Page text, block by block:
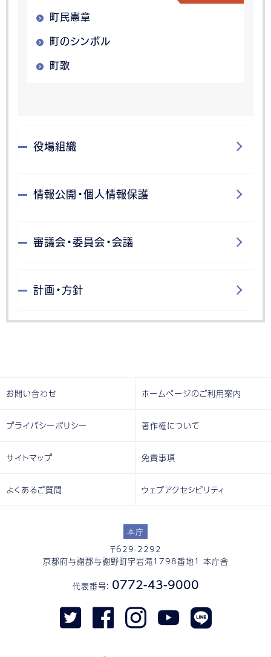
町民憲章
町のシンボル
町歌
役場組織
情報公開・個人情報保護
審議会・委員会・会議
計画・方針
本庁
〒629-2292
京都府与謝郡与謝野町字岩滝1798番地1 本庁舎
代表番号： 0772-43-9000
お問い合わせ ホームページのご利用案内
プライバシーポリシー 著作権について
サイトマップ 免責事項
よくあるご質問 ウェブアクセシビリティ